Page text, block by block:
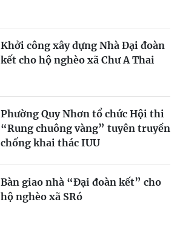
Khởi công xây dựng Nhà Đại đoàn
kết cho hộ nghèo xã Chư A Thai
Phường Quy Nhơn tổ chức Hội thi
“Rung chuông vàng” tuyên truyền
chống khai thác IUU
Bàn giao nhà “Đại đoàn kết” cho
hộ nghèo xã SRó